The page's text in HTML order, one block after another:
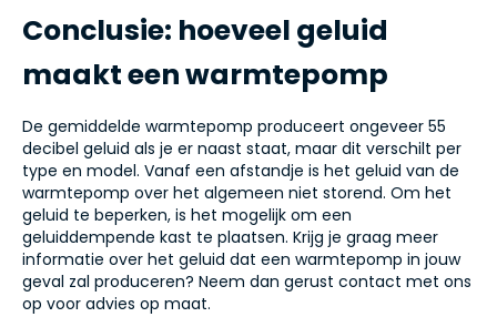
Conclusie: hoeveel geluid
maakt een warmtepomp
De gemiddelde warmtepomp produceert ongeveer 55
decibel geluid als je er naast staat, maar dit verschilt per
type en model. Vanaf een afstandje is het geluid van de
warmtepomp over het algemeen niet storend. Om het
geluid te beperken, is het mogelijk om een
geluiddempende kast te plaatsen. Krijg je graag meer
informatie over het geluid dat een warmtepomp in jouw
geval zal produceren? Neem dan gerust contact met ons
op voor advies op maat.